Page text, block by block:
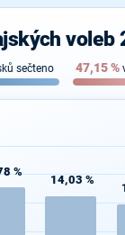
voleb
sečteno 47,15%
%
14,03 %